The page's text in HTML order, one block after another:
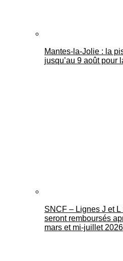
Mantes-la-Jolie : la
jusqu’au 9 août pour
SNCF – Lignes J et
seront remboursés
mars et mi-juillet 2026